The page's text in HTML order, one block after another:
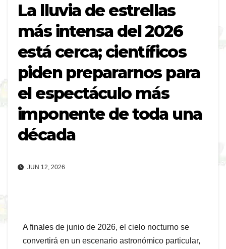
La lluvia de estrellas
más intensa del 2026
está cerca; científicos
piden prepararnos para
el espectáculo más
imponente de toda una
década
JUN 12, 2026
A finales de junio de 2026, el cielo nocturno se
convertirá en un escenario astronómico particular,